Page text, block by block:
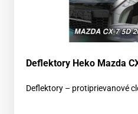
Deflektory Heko Mazda
Deflektory – protiprievanové